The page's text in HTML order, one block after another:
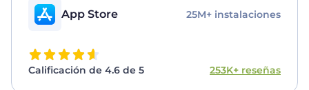
App Store 25M+ instalaciones
Calificación de 4.6 de 5 253K+ reseñas